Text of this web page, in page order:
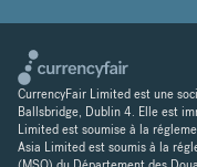
CurrencyFair Limited est une
Ballsbridge, Dublin 4. Elle est
Limited est soumise à la
Asia Limited est soumis à la